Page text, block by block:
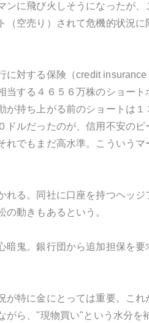
に飛び火しそうになったが
空売り）されて危機的状況
対する保険（credit
する４６５６万株のショー
持ち上がる前のショートは１
ルだったのが、信用不安の
でもまだ高水準。こういう
る。同社に口座を持つヘッジ
動きもあるという。
鬼。銀行団から追加担保を
特に金にとっては重要。こ
ら、"現物買い"という水分を